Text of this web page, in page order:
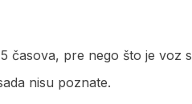
časova, pre nego što je voz
nisu poznate.